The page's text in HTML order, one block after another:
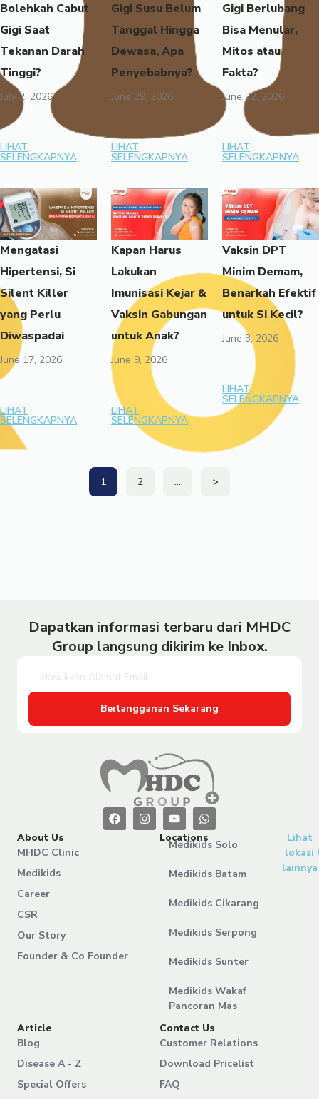
Bolehkah Cabut
Gigi Saat
Tekanan Darah
Tinggi?
July 2, 2026
LIHAT
SELENGKAPNYA
Gigi Susu Belum
Tanggal Hingga
Dewasa, Apa
Penyebabnya?
June 29, 2026
LIHAT
SELENGKAPNYA
Gigi Berlubang
Bisa Menular,
Mitos atau
Fakta?
June 22, 2026
LIHAT
SELENGKAPNYA
Mengatasi
Hipertensi, Si
Silent Killer
yang Perlu
Diwaspadai
June 17, 2026
LIHAT
SELENGKAPNYA
Kapan Harus
Lakukan
Imunisasi Kejar &
Vaksin Gabungan
untuk Anak?
June 9, 2026
LIHAT
SELENGKAPNYA
Vaksin DPT
Minim Demam,
Benarkah Efektif
untuk Si Kecil?
June 3, 2026
LIHAT
SELENGKAPNYA
1 2 … >
Dapatkan informasi terbaru dari MHDC
Group langsung dikirim ke Inbox.
Berlangganan Sekarang
About Us
MHDC Clinic
Medikids
Career
CSR
Our Story
Founder & Co Founder
Locations
Medikids Solo
Medikids Batam
Medikids Cikarang
Medikids Serpong
Medikids Sunter
Medikids Wakaf
Pancoran Mas
Lihat
lokasi
lainnya
Article
Blog
Disease A - Z
Special Offers
Contact Us
Customer Relations
Download Pricelist
FAQ